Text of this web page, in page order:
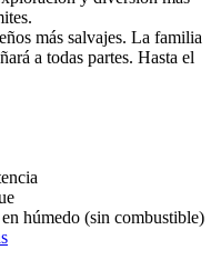
más salvajes. La familia
a todas partes. Hasta el
en húmedo (sin combustible)